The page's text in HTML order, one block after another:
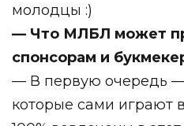
молодцы :)
— Что МЛБЛ может
спонсорам и
— В первую очередь
которые сами играют